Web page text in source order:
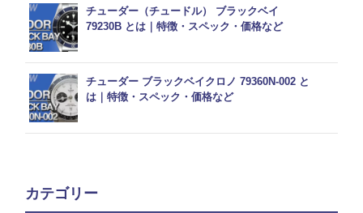
チューダー（チュードル） ブラックベイ
79230B とは｜特徴・スペック・価格など
チューダー ブラックベイクロノ 79360N-002 と
は｜特徴・スペック・価格など
カテゴリー